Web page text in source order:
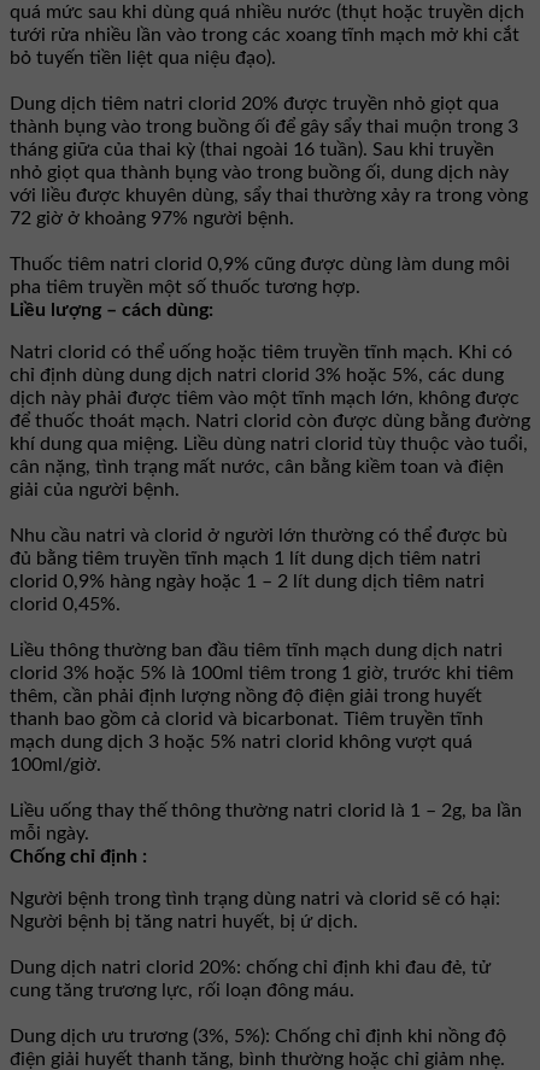
quá mức sau khi dùng quá nhiều nước (thụt hoặc truyền dịch
tưới rửa nhiều lần vào trong các xoang tĩnh mạch mở khi cắt
bỏ tuyến tiền liệt qua niệu đạo).
Dung dịch tiêm natri clorid 20% được truyền nhỏ giọt qua
thành bụng vào trong buồng ối để gây sẩy thai muộn trong 3
tháng giữa của thai kỳ (thai ngoài 16 tuần). Sau khi truyền
nhỏ giọt qua thành bụng vào trong buồng ối, dung dịch này
với liều được khuyên dùng, sẩy thai thường xảy ra trong vòng
72 giờ ở khoảng 97% người bệnh.
Thuốc tiêm natri clorid 0,9% cũng được dùng làm dung môi
pha tiêm truyền một số thuốc tương hợp.
Liều lượng – cách dùng:
Natri clorid có thể uống hoặc tiêm truyền tĩnh mạch. Khi có
chỉ định dùng dung dịch natri clorid 3% hoặc 5%, các dung
dịch này phải được tiêm vào một tĩnh mạch lớn, không được
để thuốc thoát mạch. Natri clorid còn được dùng bằng đường
khí dung qua miệng. Liều dùng natri clorid tùy thuộc vào tuổi,
cân nặng, tình trạng mất nước, cân bằng kiềm toan và điện
giải của người bệnh.
Nhu cầu natri và clorid ở người lớn thường có thể được bù
đủ bằng tiêm truyền tĩnh mạch 1 lít dung dịch tiêm natri
clorid 0,9% hàng ngày hoặc 1 – 2 lít dung dịch tiêm natri
clorid 0,45%.
Liều thông thường ban đầu tiêm tĩnh mạch dung dịch natri
clorid 3% hoặc 5% là 100ml tiêm trong 1 giờ, trước khi tiêm
thêm, cần phải định lượng nồng độ điện giải trong huyết
thanh bao gồm cả clorid và bicarbonat. Tiêm truyền tĩnh
mạch dung dịch 3 hoặc 5% natri clorid không vượt quá
100ml/giờ.
Liều uống thay thế thông thường natri clorid là 1 – 2g, ba lần
mỗi ngày.
Chống chỉ định :
Người bệnh trong tình trạng dùng natri và clorid sẽ có hại:
Người bệnh bị tăng natri huyết, bị ứ dịch.
Dung dịch natri clorid 20%: chống chỉ định khi đau đẻ, tử
cung tăng trương lực, rối loạn đông máu.
Dung dịch ưu trương (3%, 5%): Chống chỉ định khi nồng độ
điện giải huyết thanh tăng, bình thường hoặc chỉ giảm nhẹ.